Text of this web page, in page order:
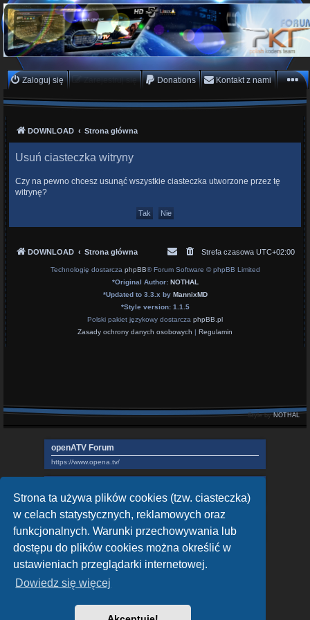
Strona ta używa plików cookies (tzw. ciasteczka)
w celach statystycznych, reklamowych oraz
funkcjonalnych. Warunki przechowywania lub
dostępu do plików cookies można określić w
ustawieniach przeglądarki internetowej.
Dowiedz się więcej
PKTeam - Polish Koders
Team
Hyperion, Enigma, E2, PKT, listy kanałów, oscam
Zaloguj się Zarejestruj się Donations Kontakt z nami
DOWNLOAD Strona główna
Usuń ciasteczka witryny
Czy na pewno chcesz usunąć wszystkie ciasteczka utworzone przez tę
witrynę?
DOWNLOAD Strona główna Strefa czasowa UTC+02:00
Technologię dostarcza phpBB® Forum Software © phpBB Limited
*Original Author: NOTHAL
*Updated to 3.3.x by MannixMD
*Style version: 1.1.5
Polski pakiet językowy dostarcza phpBB.pl
Zasady ochrony danych osobowych | Regulamin
Style byNOTHAL
openATV Forum
https://www.opena.tv/
https://openpli.org
sat-4-all.com
https://sat-4-all.com